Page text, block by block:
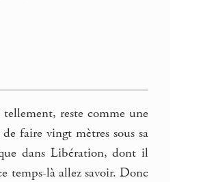
reste comme une
faire vingt mètres sous sa
dans Libération, dont il
temps-là allez savoir. Donc